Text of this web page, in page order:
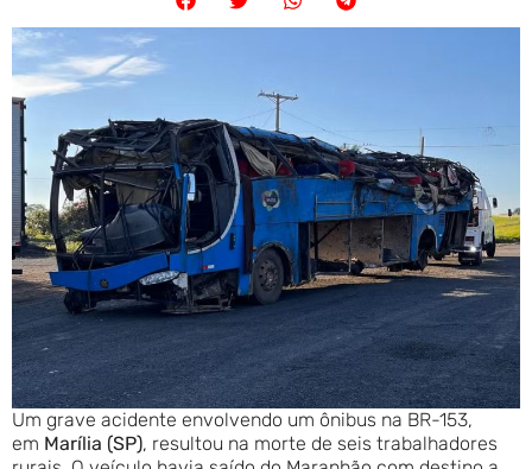
Um grave acidente envolvendo um ônibus na BR-153,
em Marília (SP), resultou na morte de seis trabalhadores